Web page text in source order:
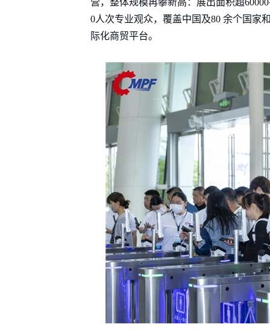
营，整体规模再攀新高：展出面积超
0人次专业观众，覆盖中国及80 余个国家
际化商贸平台。